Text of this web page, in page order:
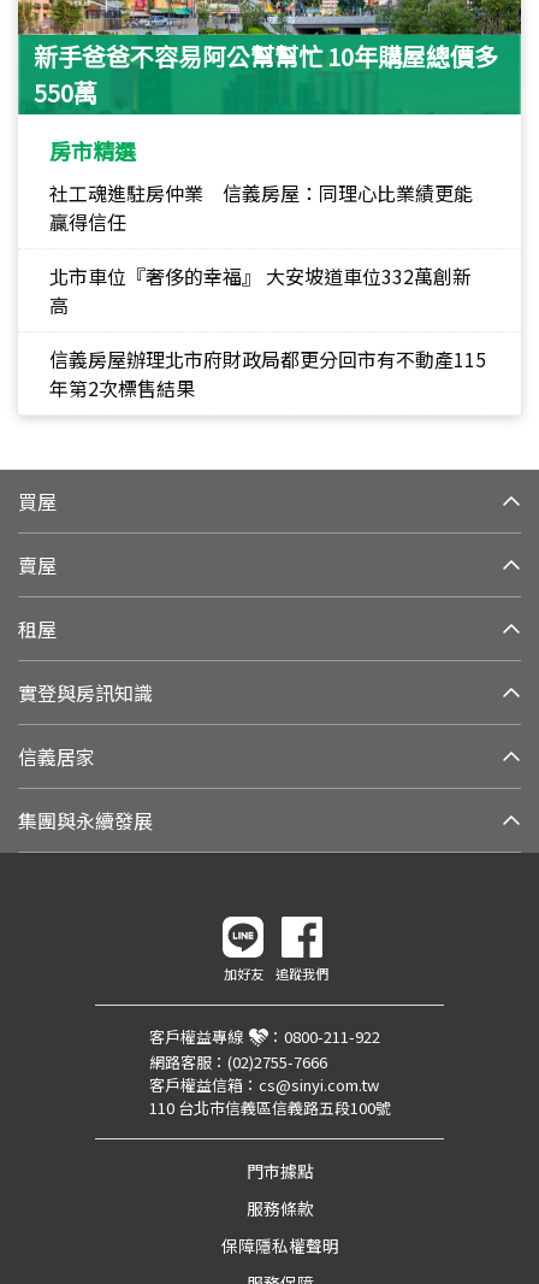
新手爸爸不容易阿公幫幫忙 10年購屋總價多
550萬
房市精選
社工魂進駐房仲業 信義房屋：同理心比業績更能
贏得信任
北市車位『奢侈的幸福』 大安坡道車位332萬創新
高
信義房屋辦理北市府財政局都更分回市有不動產115
年第2次標售結果
買屋
賣屋
租屋
實登與房訊知識
信義居家
集團與永續發展
加好友 追蹤我們
客戶權益專線 ： 0800-211-922
網路客服： (02)2755-7666
客戶權益信箱： cs@sinyi.com.tw
110 台北市信義區信義路五段100號
門市據點
服務條款
保障隱私權聲明